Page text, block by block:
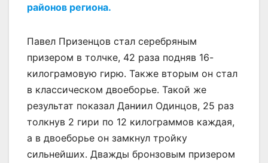
районов региона.
Павел Призенцов стал серебряным
призером в толчке, 42 раза подняв 16-
килограмовую гирю. Также вторым он стал
в классическом двоеборье. Такой же
результат показал Даниил Одинцов, 25 раз
толкнув 2 гири по 12 килограммов каждая,
а в двоеборье он замкнул тройку
сильнейших. Дважды бронзовым призером